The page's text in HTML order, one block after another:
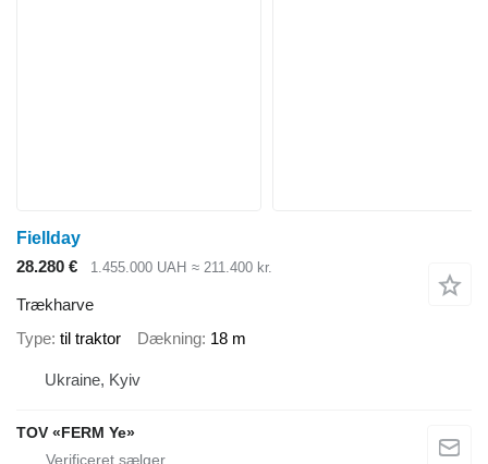
Fiellday
28.280 €
1.455.000 UAH ≈ 211.400 kr.
Trækharve
Type til traktor Dækning 18 m
Ukraine, Kyiv
TOV «FERM Ye»